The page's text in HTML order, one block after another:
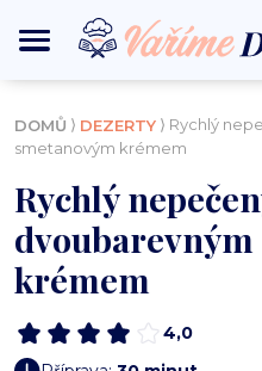
DOMŮ ⟩ DEZERTY ⟩ Rychlý
smetanovým krémem
Rychlý
krémem
4,0